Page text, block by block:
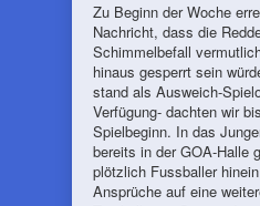
Zu Beginn der Woche
Nachricht, dass die
Schimmelbefall
hinaus gesperrt sein
stand als Ausweich-
Verfügung- dachten wir
Spielbeginn. In das
bereits in der GOA-Halle
plötzlich Fussballer
Ansprüche auf eine